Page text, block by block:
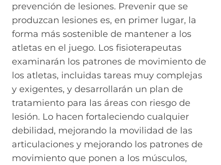
prevención de lesiones. Prevenir que se
produzcan lesiones es, en primer lugar, la
forma más sostenible de mantener a los
atletas en el juego. Los fisioterapeutas
examinarán los patrones de movimiento de
los atletas, incluidas tareas muy complejas
y exigentes, y desarrollarán un plan de
tratamiento para las áreas con riesgo de
lesión. Lo hacen fortaleciendo cualquier
debilidad, mejorando la movilidad de las
articulaciones y mejorando los patrones de
movimiento que ponen a los músculos,